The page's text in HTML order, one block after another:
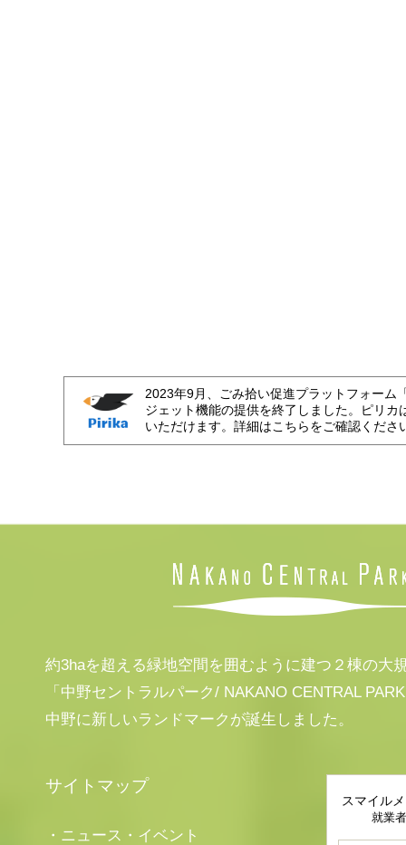
2023年9月、ごみ拾い促進プラットフォーム
ジェット機能の提供を終了しました。ピリカ
いただけます。詳細はこちらをご確認くださ
約3haを超える緑地空間を囲むように建つ２棟の大
「中野セントラルパーク/ NAKANO CENTRAL
中野に新しいランドマークが誕生しました。
サイトマップ
・ニュース・イベント
スマイル
就業